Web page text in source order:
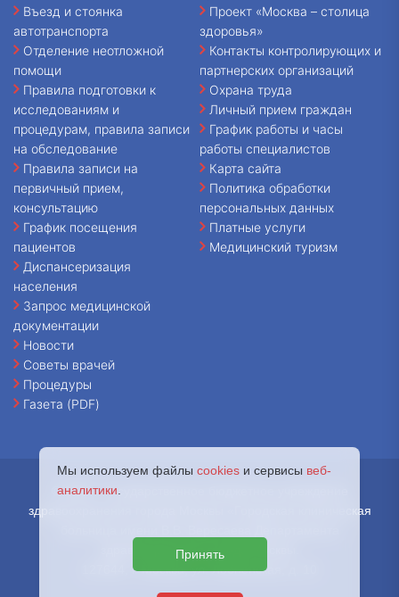
Въезд и стоянка
автотранспорта
Отделение неотложной
помощи
Правила подготовки к
исследованиям и
процедурам, правила записи
на обследование
Правила записи на
первичный прием,
консультацию
График посещения
пациентов
Диспансеризация
населения
Запрос медицинской
документации
Новости
Советы врачей
Процедуры
Газета (PDF)
Проект «Москва – столица
здоровья»
Контакты контролирующих и
партнерских организаций
Охрана труда
Личный прием граждан
График работы и часы
работы специалистов
Карта сайта
Политика обработки
персональных данных
Платные услуги
Медицинский туризм
© 2026 - Государственное бюджетное учреждение
здравоохранения города Москвы «Городская клиническая
здравоохранения города Москвы.
127644, г. Москва, ул. Лобненская, д. 10
Мы используем файлы cookies и сервисы веб-
аналитики
Принять